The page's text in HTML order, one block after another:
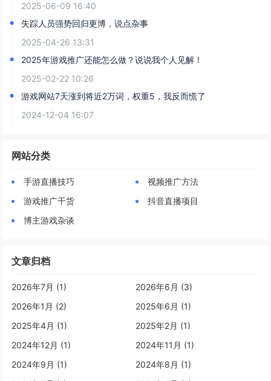
2025-06-09 16:40
失踪人员强势回归更博，说点杂事
2025-04-26 13:31
2025年游戏推广还能怎么做？说说我个人见解！
2025-02-22 10:26
游戏网站7天涨到将近2万词，权重5，我反而慌了
2024-12-04 16:07
网站分类
手游直播技巧
视频推广方法
游戏推广干货
抖音直播项目
博主游戏杂谈
文章归档
2026年7月 (1)
2026年6月 (3)
2026年1月 (2)
2025年6月 (1)
2025年4月 (1)
2025年2月 (1)
2024年12月 (1)
2024年11月 (1)
2024年9月 (1)
2024年8月 (1)